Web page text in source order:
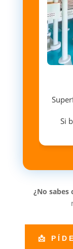
Si
¿No sabes
📩